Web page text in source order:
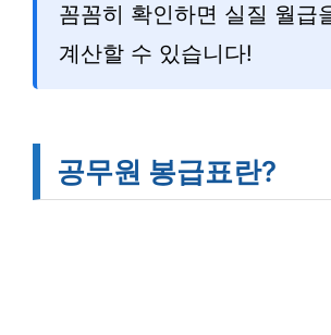
꼼꼼히 확인하면 실질 월급
계산할 수 있습니다!
공무원 봉급표란?